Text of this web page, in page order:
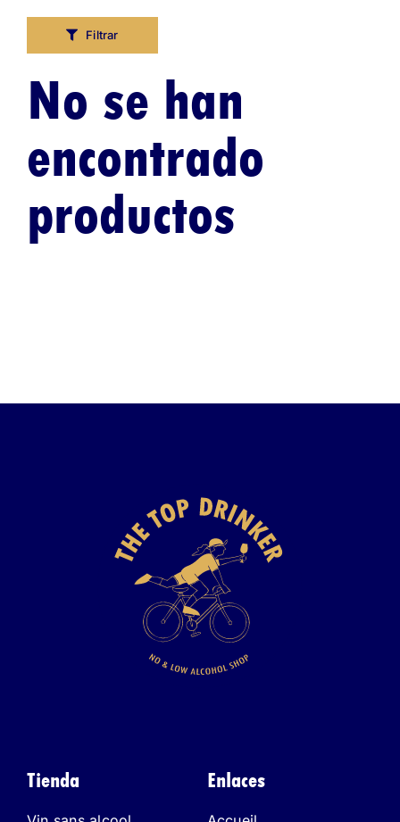
Filtrar
No se han
encontrado
productos
Tienda Enlaces